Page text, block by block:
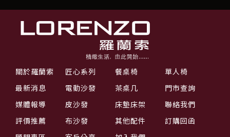
關於羅蘭索 匠心系列 餐桌椅
單人椅
最新消息
電動沙發 茶桌几
門市查詢
媒體報導
皮沙發 床墊床架
聯絡我們
評價推薦
布沙發 其他配件
訂購回函